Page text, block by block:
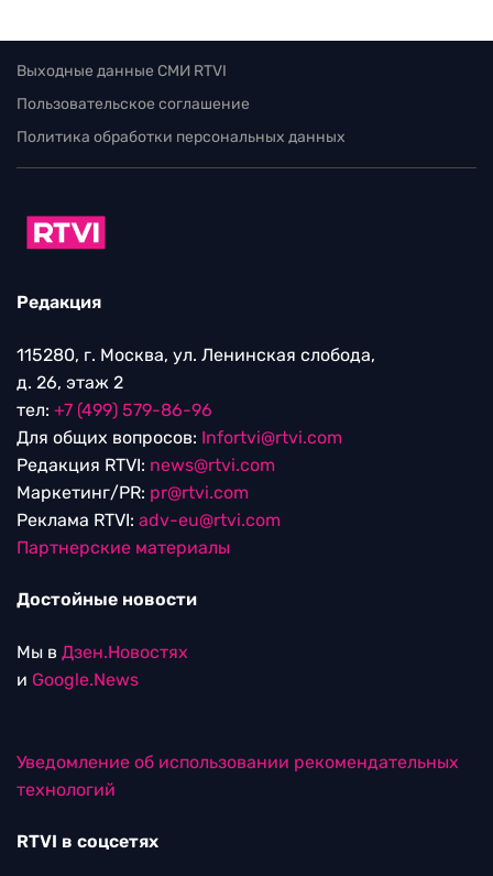
Выходные данные СМИ RTVI
Пользовательское соглашение
Политика обработки персональных данных
Редакция
115280, г. Москва, ул. Ленинская слобода,
д. 26, этаж 2
тел: +7 (499) 579-86-96
Для общих вопросов: Infortvi@rtvi.com
Редакция RTVI: news@rtvi.com
Маркетинг/PR: pr@rtvi.com
Реклама RTVI: adv-eu@rtvi.com
Партнерские материалы
Достойные новости
Мы в Дзен.Новостях
и Google.News
Уведомление об использовании рекомендательных
технологий
RTVI в соцсетях